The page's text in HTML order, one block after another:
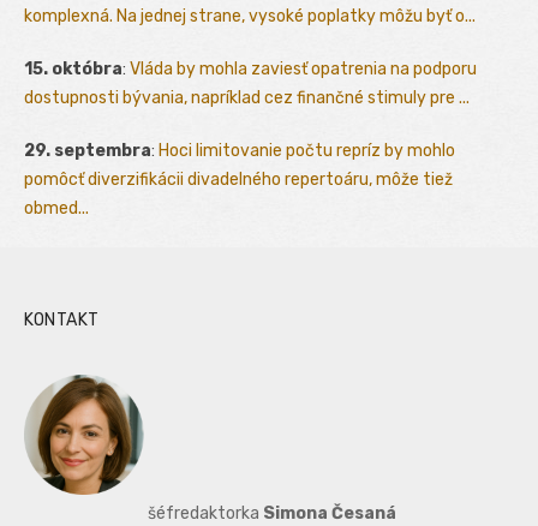
komplexná. Na jednej strane, vysoké poplatky môžu byť o...
15. októbra: Vláda by mohla zaviesť opatrenia na podporu
dostupnosti bývania, napríklad cez finančné stimuly pre ...
29. septembra: Hoci limitovanie počtu repríz by mohlo
pomôcť diverzifikácii divadelného repertoáru, môže tiež
obmed...
KONTAKT
šéfredaktorka Simona Česaná